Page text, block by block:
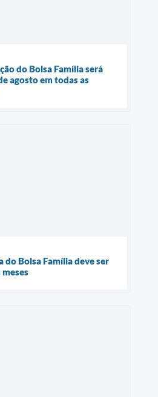
do Bolsa Família será
agosto em todas as
do Bolsa Família deve ser
meses